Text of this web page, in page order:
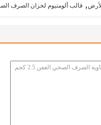
, قالب ألومنيوم لخزان الصرف